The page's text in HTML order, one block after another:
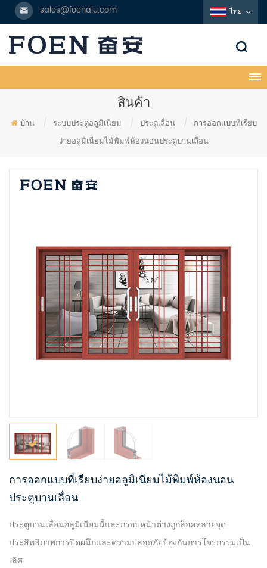
sales@foenalu.com ไทย
สินค้า
บ้าน / ระบบประตูอลูมิเนียม / ประตูเลื่อน /
การออกแบบที่เรียบ
ง่ายอลูมิเนียมไม้พิมพ์ห้องนอนประตูบานเลื่อน
การออกแบบที่เรียบง่ายอลูมิเนียมไม้พิมพ์ห้องนอน
ประตูบานเลื่อน
ประตูบานเลื่อนอลูมิเนียมนี้และกรอบหน้าต่างถูกล็อคหลายจุด
ประสิทธิภาพการปิดผนึกและความปลอดภัยป้องกันการโจรกรรมเป็น
เลิศ